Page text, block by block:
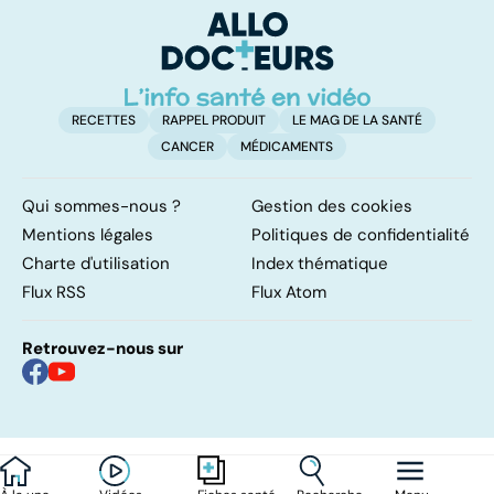
hyperactivité
involontaires
RECETTES RAPPEL PRODUIT
LE MAG DE LA SANTÉ
CANCER
MÉDICAMENTS
Qui sommes-nous ?
Gestion des cookies
Mentions légales
Politiques de confidentialité
Charte d'utilisation
Index thématique
Flux RSS
Flux Atom
Retrouvez-nous sur